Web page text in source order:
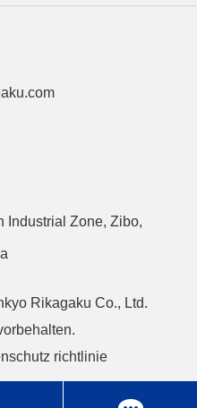
Industrial Zone, Zibo,
Rikagaku Co., Ltd.
richtlinie